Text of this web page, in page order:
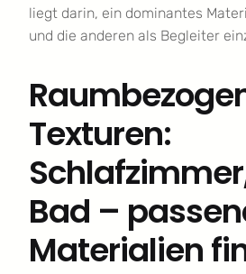
liegt darin, ein dominantes
und die anderen als Begleiter
Texturen:
Bad –
Materialien